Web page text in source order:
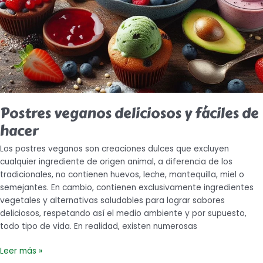
Postres veganos deliciosos y fáciles de
hacer
Los postres veganos son creaciones dulces que excluyen
cualquier ingrediente de origen animal, a diferencia de los
tradicionales, no contienen huevos, leche, mantequilla, miel o
semejantes. En cambio, contienen exclusivamente ingredientes
vegetales y alternativas saludables para lograr sabores
deliciosos, respetando así el medio ambiente y por supuesto,
todo tipo de vida. En realidad, existen numerosas
Leer más »